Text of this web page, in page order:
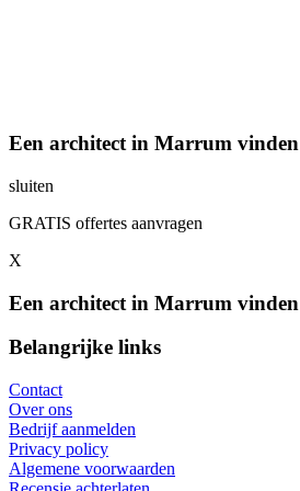
Een architect in Marrum vinden
sluiten
GRATIS offertes aanvragen
X
Een architect in Marrum vinden
Belangrijke links
Contact
Over ons
Bedrijf aanmelden
Privacy policy
Algemene voorwaarden